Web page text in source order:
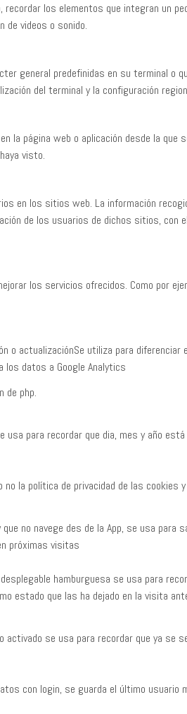
los elementos que integran un
de videos o sonido.
general predefinidas en su terminal o
del terminal y la configuración
página web o aplicación desde la
visto.
en los sitios web. La información
de los usuarios de dichos sitios,
los servicios ofrecidos. Como por
actualizaciónSe utiliza para
los datos a Google Analytics
de php.
usa para recordar que dia, mes y año
no la política de privacidad de las
no navege des de la App, se usa para
próximas visitas
hamburguesa se usa para
estado que las ha dejado en la visita
activado se usa para recordar que ya se
con login, se guarda el último usuario